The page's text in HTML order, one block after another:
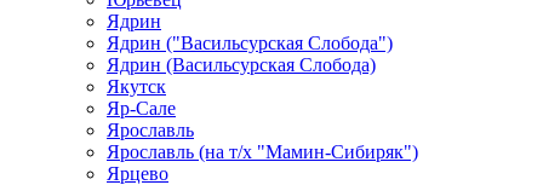
Ядрин
Ядрин ("Васильсурская Слобода")
Ядрин (Васильсурская Слобода)
Якутск
Яр-Сале
Ярославль
Ярославль (на т/х "Мамин-Сибиряк")
Ярцево